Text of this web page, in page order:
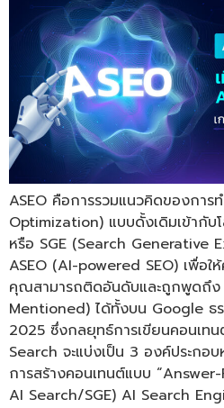
ASEO คือการรวมแนวคิดของการ
Optimization) แบบดั้งเดิมเข้ากับ
หรือ SGE (Search Generative
ASEO (AI-powered SEO) เพื่อใ
คุณสามารถติดอันดับและถูกพูดถึ
Mentioned) ได้ทั้งบน Google ธ
2025 ซึ่งกลยุทธ์การเขียนคอนเท
Search จะแบ่งเป็น 3 องค์ประกอ
การสร้างคอนเทนต์แบบ
AI Search/SGE) AI Search